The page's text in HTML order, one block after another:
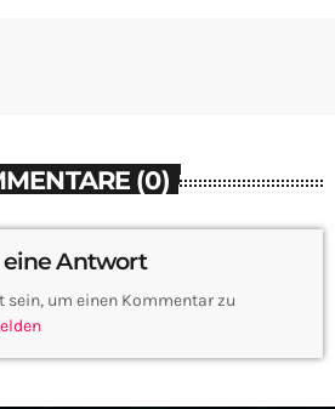
(0)
eine Antwort
sein, um einen Kommentar zu